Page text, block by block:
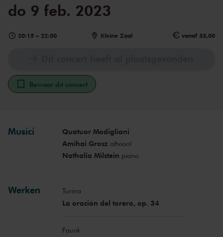
do 9 feb. 2023
20:15 – 22:00 Kleine Zaal vanaf 33,00
Bewaar dit concert
Musici
Quatuor Modigliani
Amihai Grosz altviool
Nathalia Milstein piano
Werken Turina
La oración del torero, op. 34
Fauré